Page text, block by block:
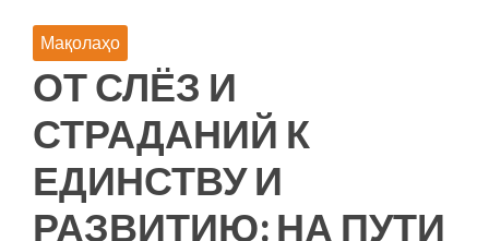
Мақолаҳо
ОТ СЛЁЗ И
СТРАДАНИЙ К
ЕДИНСТВУ И
РАЗВИТИЮ: НА ПУТИ